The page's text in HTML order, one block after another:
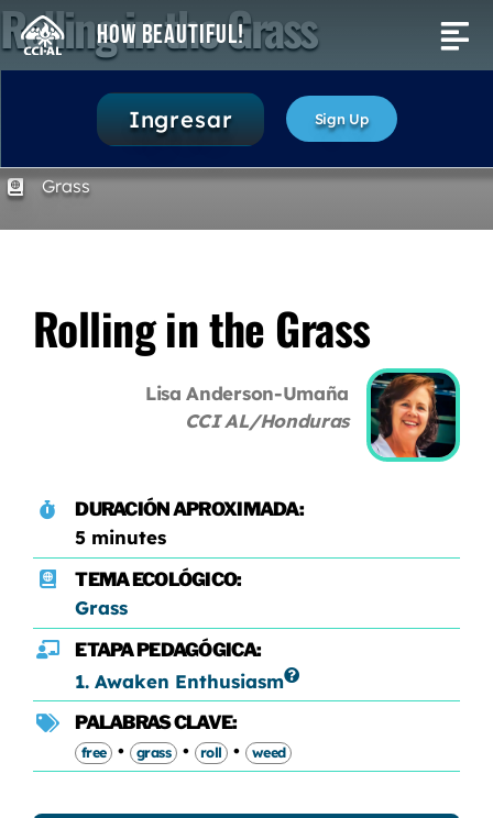
Skip
to
How Beautiful!
Activities
Search
for:
Ingresar Sign Up
Rolling in the Grass
5 minutes
1. Awaken Enthusiasm
Grass
Rolling in the Grass
Lisa Anderson-Umaña
CCI AL/Honduras
DURACIÓN APROXIMADA:
5 minutes
TEMA ECOLÓGICO:
Grass
ETAPA PEDAGÓGICA:
1. Awaken Enthusiasm
PALABRAS CLAVE:
free • grass • roll • weed